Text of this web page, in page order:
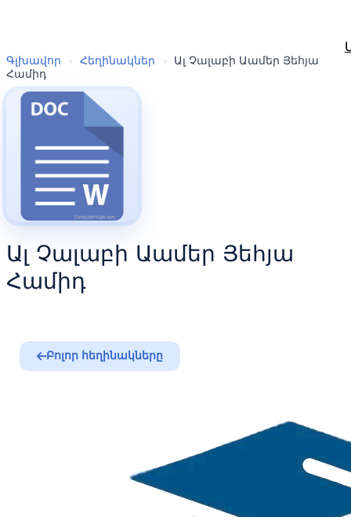
Գլխավոր › Հեղինակներ ›
Ալ Չալաբի Աամեր Յեհյա
Համիդ
Ալ Չալաբի Աամեր Յեհյա
Համիդ
Բոլոր հեղինակները